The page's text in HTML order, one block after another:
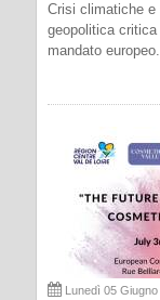
Crisi climatiche
geopolitica
mandato europeo.
Lunedì 05